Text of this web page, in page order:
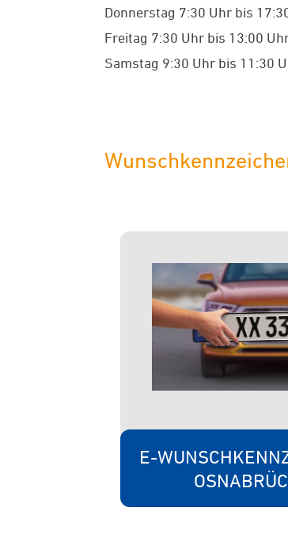
Donnerstag 7:30 Uhr bis
Freitag 7:30 Uhr bis 13:00
Samstag 9:30 Uhr bis 11:30
E-